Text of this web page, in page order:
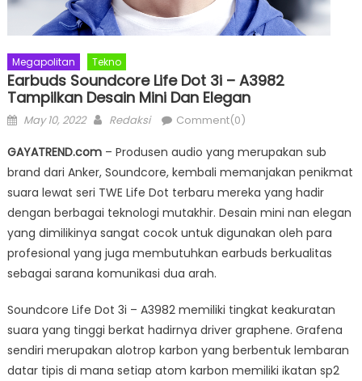
Megapolitan Tekno
Earbuds Soundcore Life Dot 3i – A3982
Tampilkan Desain Mini Dan Elegan
Posted
May 10, 2022 Author
Redaksi Comment(0)
GAYATREND.com– Produsen audio yang merupakan sub
brand dari Anker, Soundcore, kembali memanjakan penikmat
suara lewat seri TWE Life Dot terbaru mereka yang hadir
dengan berbagai teknologi mutakhir. Desain mini nan elegan
yang dimilikinya sangat cocok untuk digunakan oleh para
profesional yang juga membutuhkan earbuds berkualitas
sebagai sarana komunikasi dua arah.
Soundcore Life Dot 3i – A3982 memiliki tingkat keakuratan
suara yang tinggi berkat hadirnya driver graphene. Grafena
sendiri merupakan alotrop karbon yang berbentuk lembaran
datar tipis di mana setiap atom karbon memiliki ikatan sp2